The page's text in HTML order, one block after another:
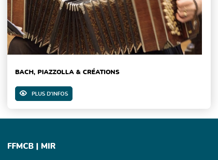
BACH, PIAZZOLLA & CRÉATIONS
PLUS D'INFOS
FFMCB | MIR